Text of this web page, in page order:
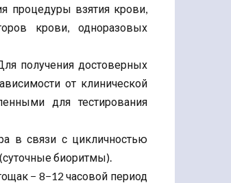
процедуры взятия крови,
крови, одноразовых
получения достоверных
от клинической
для тестирования
в связи с цикличностью
биоритмы).
− 8−12 часовой период